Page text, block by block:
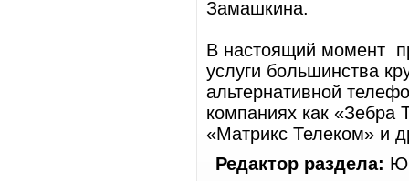
Замашкина.
В настоящий момент
услуги большинства
альтернативной
компаниях как «Зебра
«Матрикс Телеком» и
Редактор раздела: